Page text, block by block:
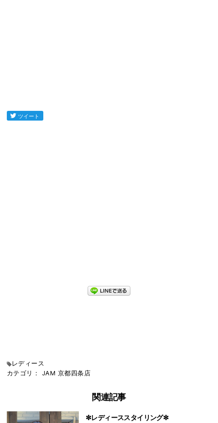
レディース
カテゴリ： JAM 京都四条店
関連記事
✼レディーススタイリング✼